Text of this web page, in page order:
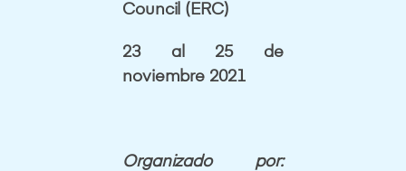
Council (ERC)
23 al 25 de
noviembre 2021
Organizado por: